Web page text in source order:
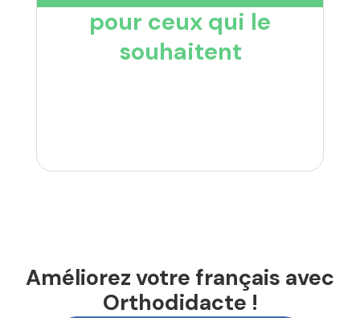
pour ceux qui le
souhaitent
Améliorez votre français avec
Orthodidacte !